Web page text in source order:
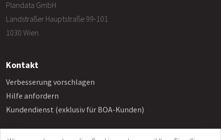
Plandata GmbH
Landstraßer Hauptstraße 99-101
1030 Wien
Kontakt
Verbesserung vorschlagen
Hilfe anfordern
Kundendienst (exklusiv für BOA-Kunden)